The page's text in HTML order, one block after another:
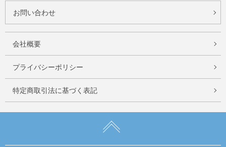
お問い合わせ
会社概要
プライバシーポリシー
特定商取引法に基づく表記